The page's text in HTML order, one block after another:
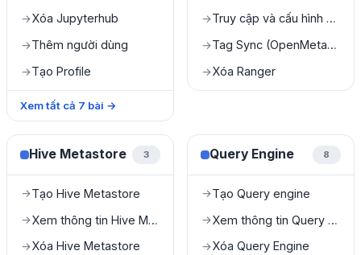
→Xóa Jupyterhub
→Thêm người dùng
→Tạo Profile
Xem tất cả 7 bài →
→ Truy cập và cấu hình quản lý Query Engine
→ Tag Sync (OpenMetadata & Ranger Integration)
→Xóa Ranger
Hive Metastore 3
→Tạo Hive Metastore
→ Xem thông tin Hive Metastore
→Xóa Hive Metastore
Query Engine 8
→Tạo Query engine
→ Xem thông tin Query Engine
→Xóa Query Engine